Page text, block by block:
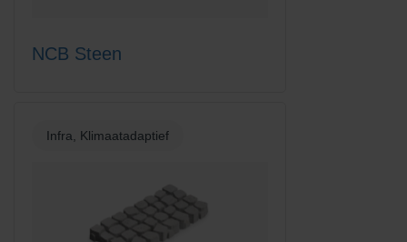
NCB Steen
Infra, Klimaatadaptief